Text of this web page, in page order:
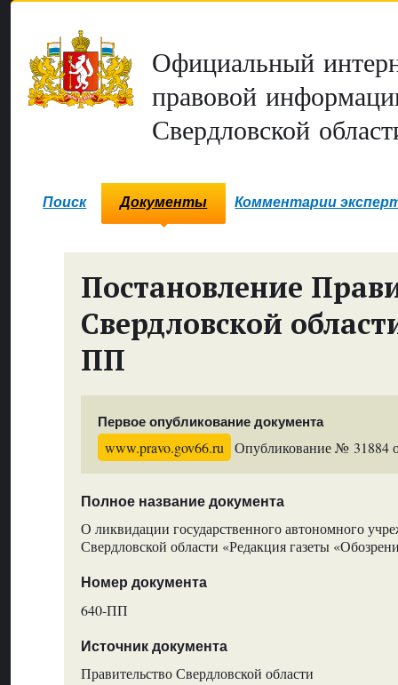
Официальный
правовой
Свердловской
Поиск Документы Комментарии
Постановление
Свердловской
ПП
Первое опубликование документа
www.pravo.gov66.ru Опубликование № 31884
Полное название документа
О ликвидации государственного автономного
Свердловской области «Редакция газеты
Номер документа
640-ПП
Источник документа
Правительство Свердловской области